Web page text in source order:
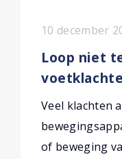
10 december
Loop niet
Veel klachten
of beweging